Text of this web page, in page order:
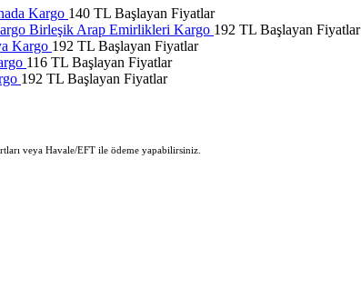
Kargo 140 TL Başlayan Fiyatlar
Birleşik Arap Emirlikleri Kargo 192 TL Başlayan Fiyatlar
Kargo 192 TL Başlayan Fiyatlar
116 TL Başlayan Fiyatlar
192 TL Başlayan Fiyatlar
veya Havale/EFT ile ödeme yapabilirsiniz.